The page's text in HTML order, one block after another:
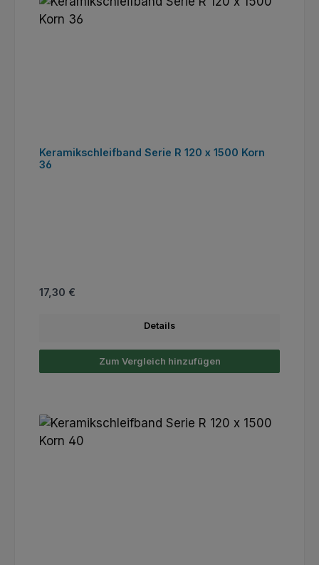
Keramikschleifband Serie R 120 x 1500 Korn
36
Regulärer Preis:
17,30 €
Details
Zum Vergleich hinzufügen